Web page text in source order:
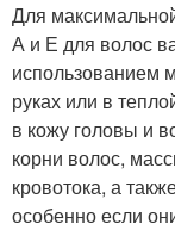
Для
А и Е для волос
использованием
руках или в
в кожу головы и
корни волос,
кровотока, а
особенно если